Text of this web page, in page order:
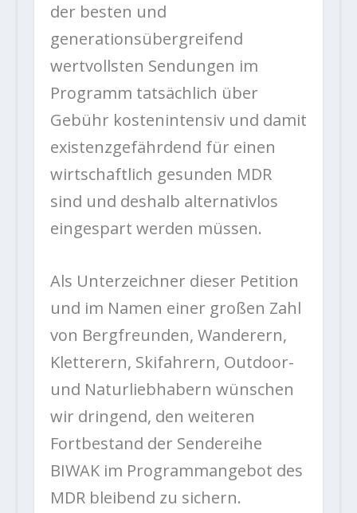
der besten und
generationsübergreifend
wertvollsten Sendungen im
Programm tatsächlich über
Gebühr kostenintensiv und damit
existenzgefährdend für einen
wirtschaftlich gesunden MDR
sind und deshalb alternativlos
eingespart werden müssen.
Als Unterzeichner dieser Petition
und im Namen einer großen Zahl
von Bergfreunden, Wanderern,
Kletterern, Skifahrern, Outdoor-
und Naturliebhabern wünschen
wir dringend, den weiteren
Fortbestand der Sendereihe
BIWAK im Programmangebot des
MDR bleibend zu sichern.